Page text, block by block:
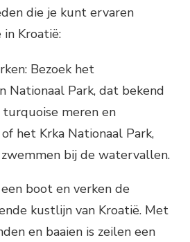
die je kunt ervaren
in Kroatië:
Bezoek het
Nationaal Park, dat bekend
meren en
het Krka Nationaal Park,
bij de watervallen.
boot en verken de
kustlijn van Kroatië. Met
en baaien is zeilen een